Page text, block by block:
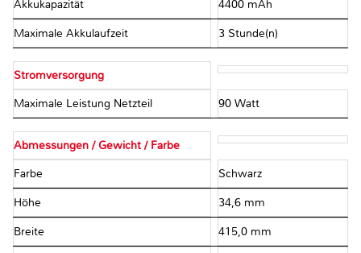
Akkukapazität 4400 mAh
Maximale Akkulaufzeit 3 Stunde(n)
Stromversorgung
Maximale Leistung Netzteil 90 Watt
Abmessungen / Gewicht / Farbe
Farbe Schwarz
Höhe 34,6 mm
Breite 415,0 mm